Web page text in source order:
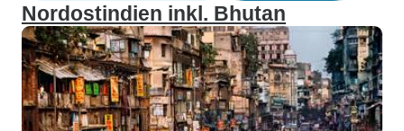
Nordostindien inkl. Bhutan